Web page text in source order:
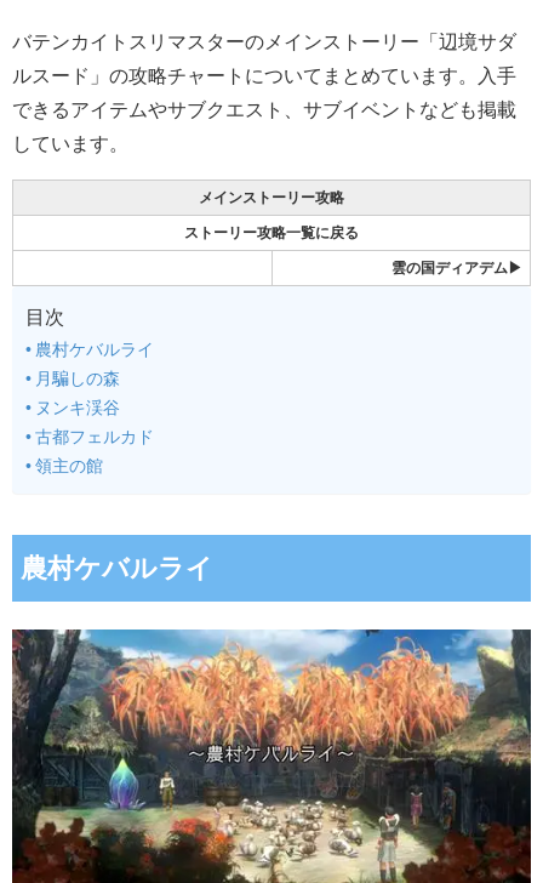
バテンカイトスリマスターのメインストーリー「辺境サダ
ルスード」の攻略チャートについてまとめています。入手
できるアイテムやサブクエスト、サブイベントなども掲載
しています。
メインストーリー攻略
ストーリー攻略一覧に戻る
雲の国ディアデム▶
目次
農村ケバルライ
月騙しの森
ヌンキ渓谷
古都フェルカド
領主の館
農村ケバルライ